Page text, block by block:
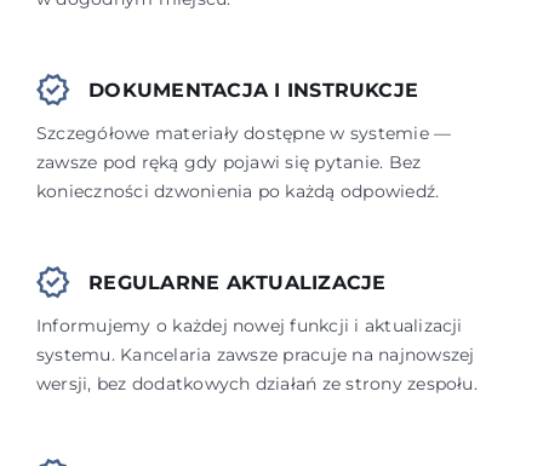
DOKUMENTACJA I INSTRUKCJE
Szczegółowe materiały dostępne w systemie —
zawsze pod ręką gdy pojawi się pytanie. Bez
konieczności dzwonienia po każdą odpowiedź.
REGULARNE AKTUALIZACJE
Informujemy o każdej nowej funkcji i aktualizacji
systemu. Kancelaria zawsze pracuje na najnowszej
wersji, bez dodatkowych działań ze strony zespołu.